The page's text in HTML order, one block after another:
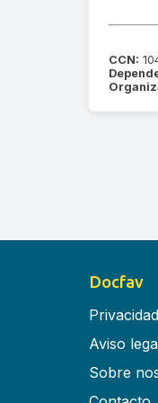
CCN:
Docfav
Privacidad
Aviso
Sobre